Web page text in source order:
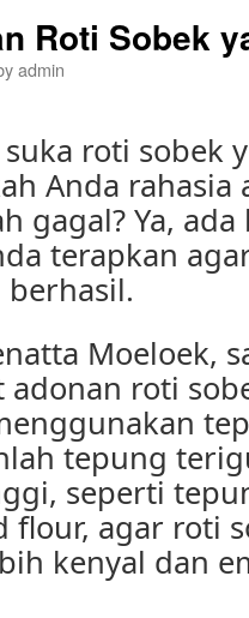
Roti Sobek
admin
roti sobek
Anda
gagal? Ya,
terapkan
Moeloek,
adonan roti
tepung
seperti
flour, agar roti
kenyal dan